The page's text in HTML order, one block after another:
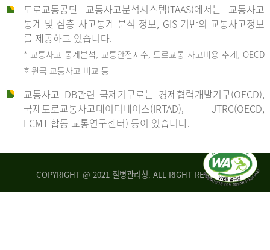
도로교통공단 교통사고분석시스템(TAAS)에서는 교통사고
통계 및 심층 사고통계 분석 정보, GIS 기반의 교통사고정보
를 제공하고 있습니다.
* 교통사고 통계분석, 교통안전지수, 도로교통 사고비용 추계, OECD
회원국 교통사고 비교 등
교통사고 DB관련 국제기구로는 경제협력개발기구(OECD),
국제도로교통사고데이터베이스(IRTAD), JTRC(OECD,
ECMT 합동 교통연구센터) 등이 있습니다.
COPYRIGHT @ 2021 질병관리청. ALL RIGHT RESERVED